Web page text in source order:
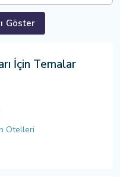
Göster
İçin Temalar
Otelleri